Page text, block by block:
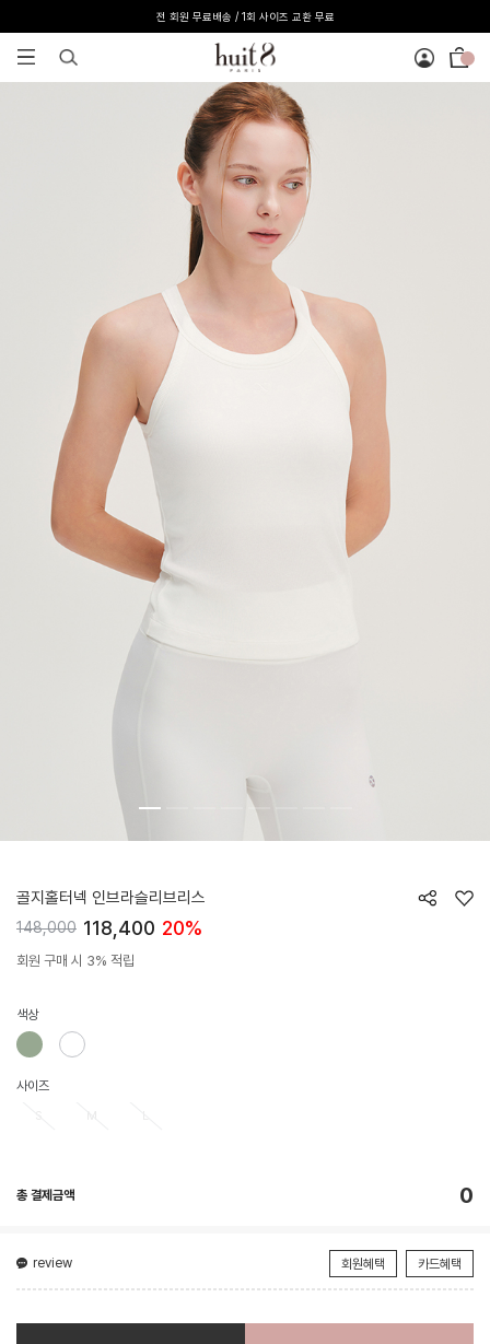
전 회원 무료배송 / 1회 사이즈 교환 무료
골지홀터넥 인브라슬리브리스
148,000 118,400 20%
회원 구매 시 3% 적립
색상
사이즈
총 결제금액 0
review 회원혜택 카드혜택